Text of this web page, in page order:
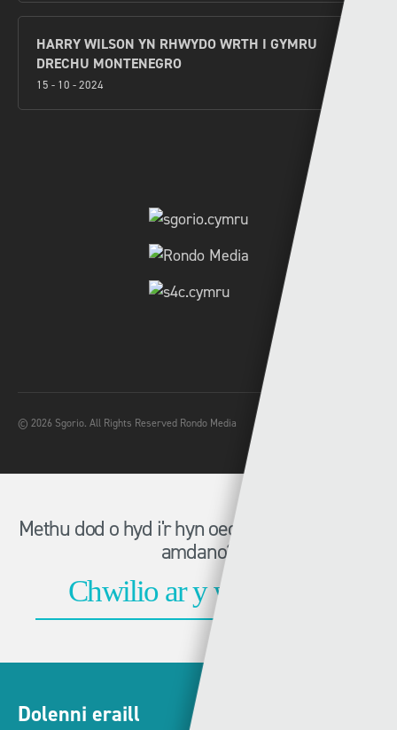
HARRY WILSON YN RHWYDO WRTH I GYMRU
DRECHU MONTENEGRO
15 - 10 - 2024
© 2026 Sgorio. All Rights Reserved Rondo Media
Methu dod o hyd i'r hyn oeddech chi'n chwilio
amdano?
Dolenni eraill